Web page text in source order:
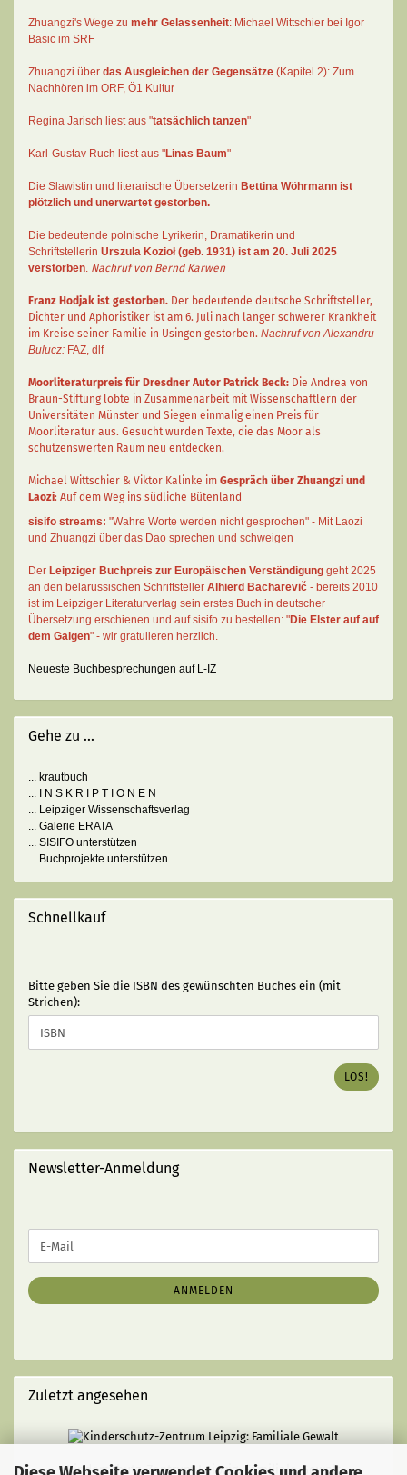
Zhuangzi's Wege zu mehr Gelassenheit: Michael Wittschier bei Igor
Basic im SRF
Zhuangzi über das Ausgleichen der Gegensätze (Kapitel 2): Zum
Nachhören im ORF, Ö1 Kultur
Regina Jarisch liest aus "tatsächlich tanzen"
Karl-Gustav Ruch liest aus "Linas Baum"
Die Slawistin und literarische Übersetzerin Bettina Wöhrmann ist
plötzlich und unerwartet gestorben.
Die bedeutende polnische Lyrikerin, Dramatikerin und
Schriftstellerin Urszula Kozioł (geb. 1931) ist am 20. Juli 2025
verstorben. Nachruf von Bernd Karwen
Franz Hodjak ist gestorben. Der bedeutende deutsche Schriftsteller,
Dichter und Aphoristiker ist am 6. Juli nach langer schwerer Krankheit
im Kreise seiner Familie in Usingen gestorben. Nachruf von Alexandru
Bulucz: FAZ, dlf
Moorliteraturpreis für Dresdner Autor Patrick Beck: Die Andrea von
Braun-Stiftung lobte in Zusammenarbeit mit Wissenschaftlern der
Universitäten Münster und Siegen einmalig einen Preis für
Moorliteratur aus. Gesucht wurden Texte, die das Moor als
schützenswerten Raum neu entdecken.
Michael Wittschier & Viktor Kalinke im Gespräch über Zhuangzi und
Laozi: Auf dem Weg ins südliche Bütenland
sisifo streams: "Wahre Worte werden nicht gesprochen" - Mit Laozi
und Zhuangzi über das Dao sprechen und schweigen
Der Leipziger Buchpreis zur Europäischen Verständigung geht 2025
an den belarussischen Schriftsteller Alhierd Bacharevič - bereits 2010
ist im Leipziger Literaturverlag sein erstes Buch in deutscher
Übersetzung erschienen und auf sisifo zu bestellen: "Die Elster auf auf
dem Galgen" - wir gratulieren herzlich.
Neueste Buchbesprechungen auf L-IZ
Gehe zu ...
... krautbuch
... I N S K R I P T I O N E N
... Leipziger Wissenschaftsverlag
... Galerie ERATA
... SISIFO unterstützen
... Buchprojekte unterstützen
Schnellkauf
BITTE
GEBEN
SIE
DIE
ISBN
(MIT
STRICHEN):
Bitte geben Sie die ISBN des gewünschten Buches ein (mit
Strichen):
LOS!
Newsletter-Anmeldung
ZUR
ANMELDUNG
E-
Mail
ANMELDEN
Zuletzt angesehen
Kinderschutz-Zentrum Leipzig: Familiale Gewalt